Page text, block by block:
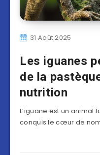
31 Août 2025
Les iguanes
de la
nutrition
L’iguane est un animal
conquis le cœur de